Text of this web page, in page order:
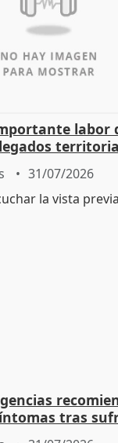
labor
31/07/2026
tras